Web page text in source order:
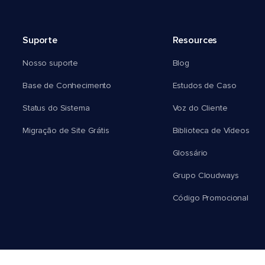
Suporte
Nosso suporte
Base de Conhecimento
Status do Sistema
Migração de Site Grátis
Resources
Blog
Estudos de Caso
Voz do Cliente
Biblioteca de Vídeos
Glossário
Grupo Cloudways
Código Promocional